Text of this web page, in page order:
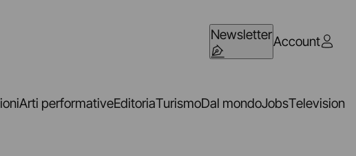
NewsletterAccount
Arti performativeEditoriaTurismoDal mondoJobsTelevision